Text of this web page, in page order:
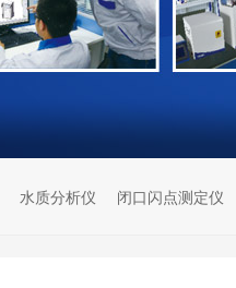
水质分析仪 闭口闪点测定仪